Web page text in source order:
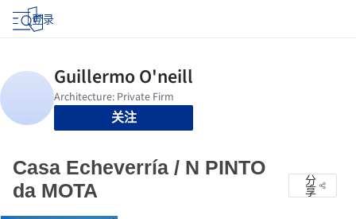
登录
关注
Casa Echeverría / N PINTO
da MOTA
分
享